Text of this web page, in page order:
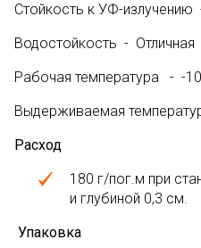
Стойкость к УФ-
Водостойкость - Отличная
Рабочая температура - -
Выдерживаемая
Расход
180 г/пог.м при
и глубиной 0,3 см.
Упаковка